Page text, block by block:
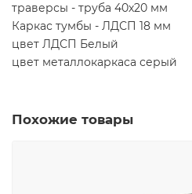
траверсы - труба 40х20 мм
Каркас тумбы - ЛДСП 18 мм
цвет ЛДСП Белый
цвет металлокаркаса серый
Похожие товары